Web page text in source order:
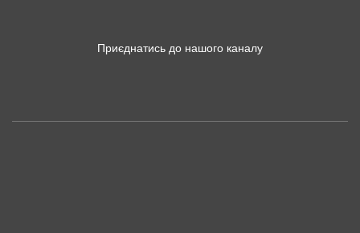
Приєднатись до нашого каналу